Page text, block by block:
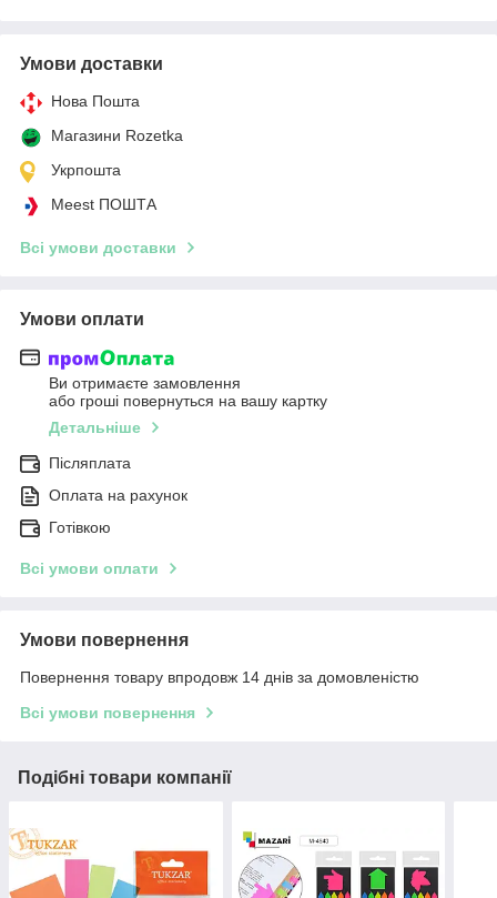
Умови доставки
Нова Пошта
Магазини Rozetka
Укрпошта
Meest ПОШТА
Всі умови доставки
Умови оплати
Ви отримаєте замовлення
або гроші повернуться на вашу картку
Детальніше
Післяплата
Оплата на рахунок
Готівкою
Всі умови оплати
Умови повернення
Повернення товару впродовж 14 днів за домовленістю
Всі умови повернення
Подібні товари компанії